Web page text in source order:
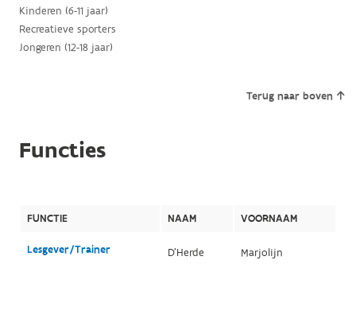
Kinderen (6-11 jaar)
Recreatieve sporters
Jongeren (12-18 jaar)
Terug naar boven
Functies
FUNCTIE NAAM VOORNAAM
Lesgever/Trainer D'Herde Marjolijn